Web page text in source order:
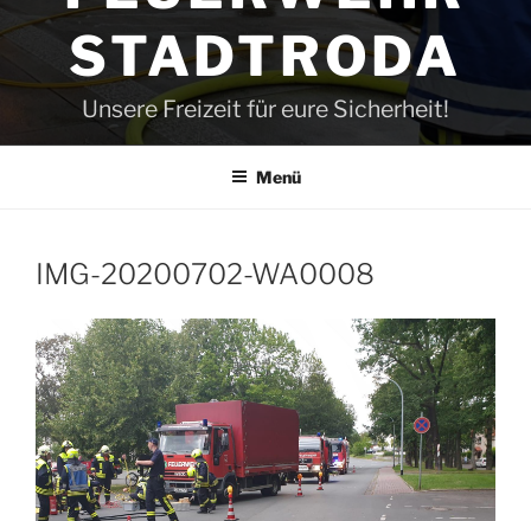
STADTRODA
Unsere Freizeit für eure Sicherheit!
Menü
IMG-20200702-WA0008